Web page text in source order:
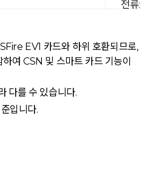
전류
EV1 카드와 하위 호환되므로,
여 CSN 및 스마트 카드 기능이
다를 수 있습니다.
입니다.